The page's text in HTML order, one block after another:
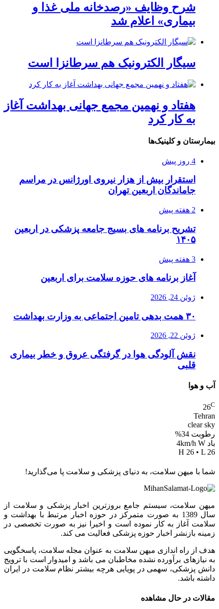
شرح وظایف «رصدخانه ملی غذا و
بیماری» اعلام شد
سیگار الکترونیک هم سرطانزا است
هفتاد و نهمین مجمع جهانی بهداشت آغاز
به کار کرد
بیمارستان و کلینیک‌ها
4 روز پیش
استقرار بیش از هزار نیروی اورژانس در مراسم
جاماندگان اربعین تهران
2 هفته پیش
تشریح برنامه های بسیج جامعه پزشکی در اربعین
۱۴۰۵
3 هفته پیش
آغاز برنامه های حوزه سلامت برای اربعین
ژوئن 24, 2026
۳۰ همت بدهی تامین اجتماعی به وزارت بهداشت
ژوئن 22, 2026
نقش آلودگی هوا در گرفتگی عروق و خطر بیماری
قلبی
آب و هوا
26C
Tehran
clear sky
رطوبت 34%
باد 4km/h W
H 26 • L 26
شما با میهن سلامت، به دنیای پزشکی و سلامت پا می‌گذارید!
میهن سلامت، سیستم جامع بروزترین اخبار پزشکی و سلامت از
سال 1389 به صورت متمرکز در حوزه اخبار مرتبط با بهداشت و
سلامت آغاز به کار نموده است و اخیرا نیز به صورت تخصصی در
زمینه بازنشر اخبار حوزه پزشکی فعالیت می کند.
هدف از راه اندازی میهن سلامت به عنوان مجله سلامت، پاسخگویی
به نیازهای برآورده نشده مخاطبان می باشد و امیدوار است با ترویج
دانش پزشکی، سهمی در پویایی هرچه بیشتر نظام سلامت در ایران
داشته باشد.
مقالات در حال مشاهده